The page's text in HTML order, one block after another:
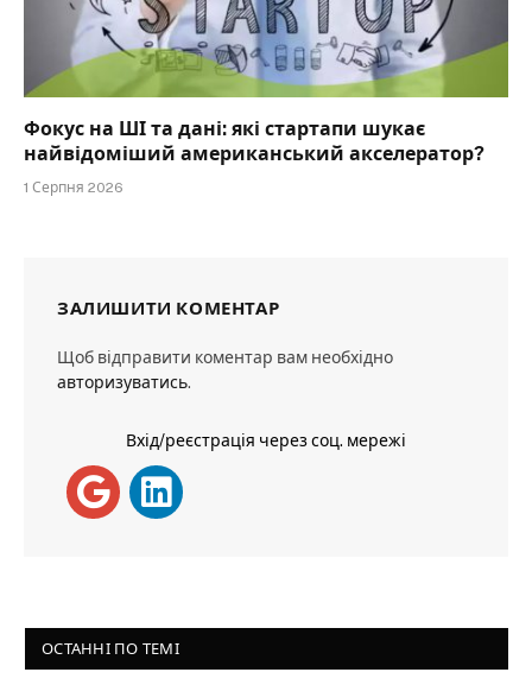
Фокус на ШІ та дані: які стартапи шукає
найвідоміший американський акселератор?
1 Серпня 2026
ЗАЛИШИТИ КОМЕНТАР
Щоб відправити коментар вам необхідно
авторизуватись.
Вхід/реєстрація через соц. мережі
ОСТАННІ ПО ТЕМІ